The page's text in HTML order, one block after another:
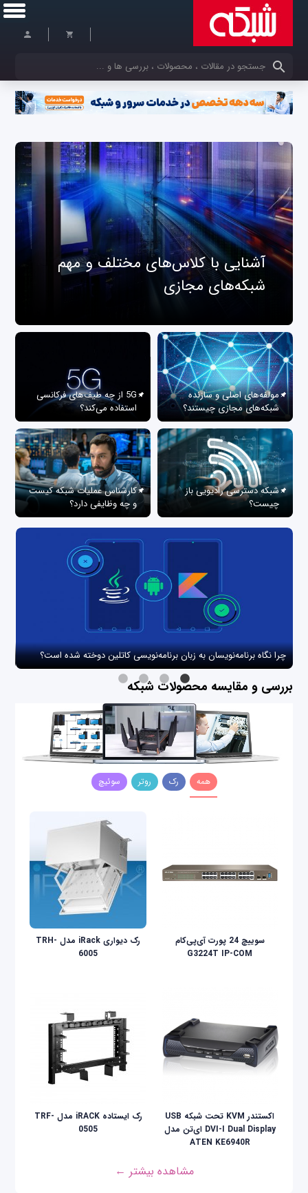
کلمات کلیدی خود را وارد کنید
آشنایی با کلاس‌های مختلف و مهم
شبکه‌های مجازی
مولفه‌های اصلی و سازنده
شبکه‌های مجازی چیستند؟
5G از چه طیف‌های فرکانسی
استفاده می‌کند؟
شبکه دسترسی رادیویی باز
چیست؟
کارشناس عملیات شبکه کیست
و چه وظایفی دارد؟
چرا نگاه برنامه‌نویسان به زبان برنامه‌نویسی کاتلین دوخته شده است؟
بررسی و مقایسه محصولات شبکه
همه رک روتر سوئیچ
سوییچ 24 پورت آی‌پی‌کام
G3224T IP-COM
رک دیواری iRack مدل TRH-
6005
اکستندر KVM تحت شبکه USB
DVI-I Dual Display ای‌تن مدل
ATEN KE6940R
رک ایستاده iRACK مدل TRF-
0505
مشاهده بیشتر ←